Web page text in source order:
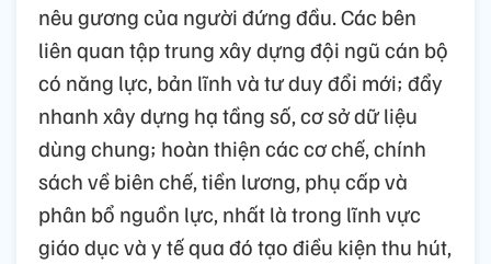
nêu gương của người đứng đầu. Các bên
liên quan tập trung xây dựng đội ngũ cán bộ
có năng lực, bản lĩnh và tư duy đổi mới; đẩy
nhanh xây dựng hạ tầng số, cơ sở dữ liệu
dùng chung; hoàn thiện các cơ chế, chính
sách về biên chế, tiền lương, phụ cấp và
phân bổ nguồn lực, nhất là trong lĩnh vực
giáo dục và y tế qua đó tạo điều kiện thu hút,